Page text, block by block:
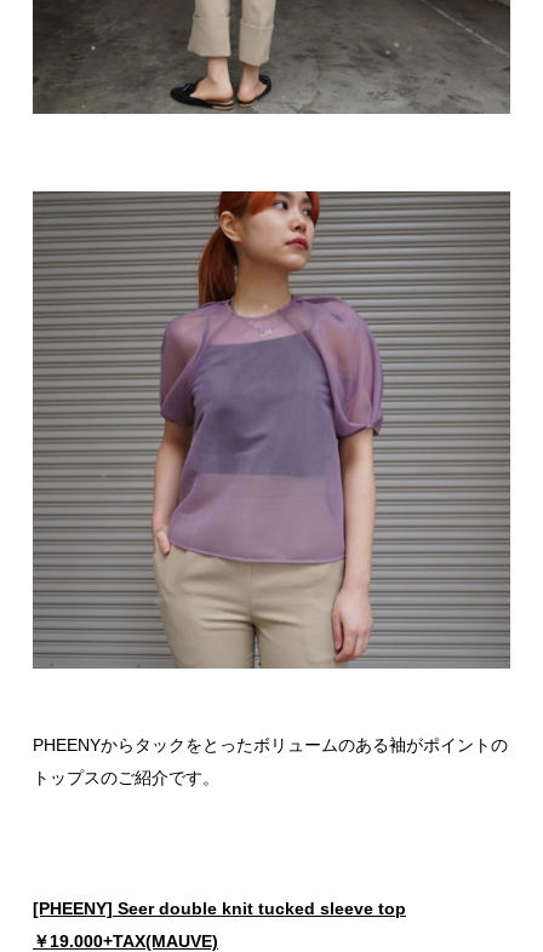
PHEENYからタックをとったボリュームのある袖がポイントの
トップスのご紹介です。
[PHEENY] Seer double knit tucked sleeve top
￥19.000+TAX(MAUVE)